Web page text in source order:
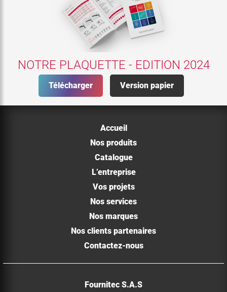
NOTRE PLAQUETTE - EDITION 2024
Télécharger Version papier
Accueil
Nos produits
Catalogue
L’entreprise
Vos projets
Nos services
Nos marques
Nos clients partenaires
Contactez-nous
Fournitec S.A.S